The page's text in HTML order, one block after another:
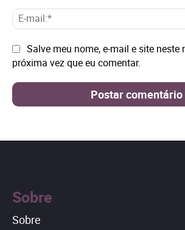
Site: Salve meu nome, e-mail e site neste
próxima vez que eu comentar.
Sobre
Sobre